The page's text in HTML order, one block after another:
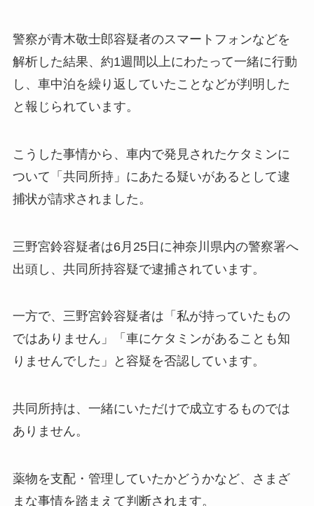
警察が青木敬士郎容疑者のスマートフォンなどを
解析した結果、約1週間以上にわたって一緒に行動
し、車中泊を繰り返していたことなどが判明した
と報じられています。
こうした事情から、車内で発見されたケタミンに
ついて「共同所持」にあたる疑いがあるとして逮
捕状が請求されました。
三野宮鈴容疑者は6月25日に神奈川県内の警察署へ
出頭し、共同所持容疑で逮捕されています。
一方で、三野宮鈴容疑者は「私が持っていたもの
ではありません」「車にケタミンがあることも知
りませんでした」と容疑を否認しています。
共同所持は、一緒にいただけで成立するものでは
ありません。
薬物を支配・管理していたかどうかなど、さまざ
まな事情を踏まえて判断されます。